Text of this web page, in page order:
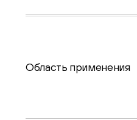
Область применения